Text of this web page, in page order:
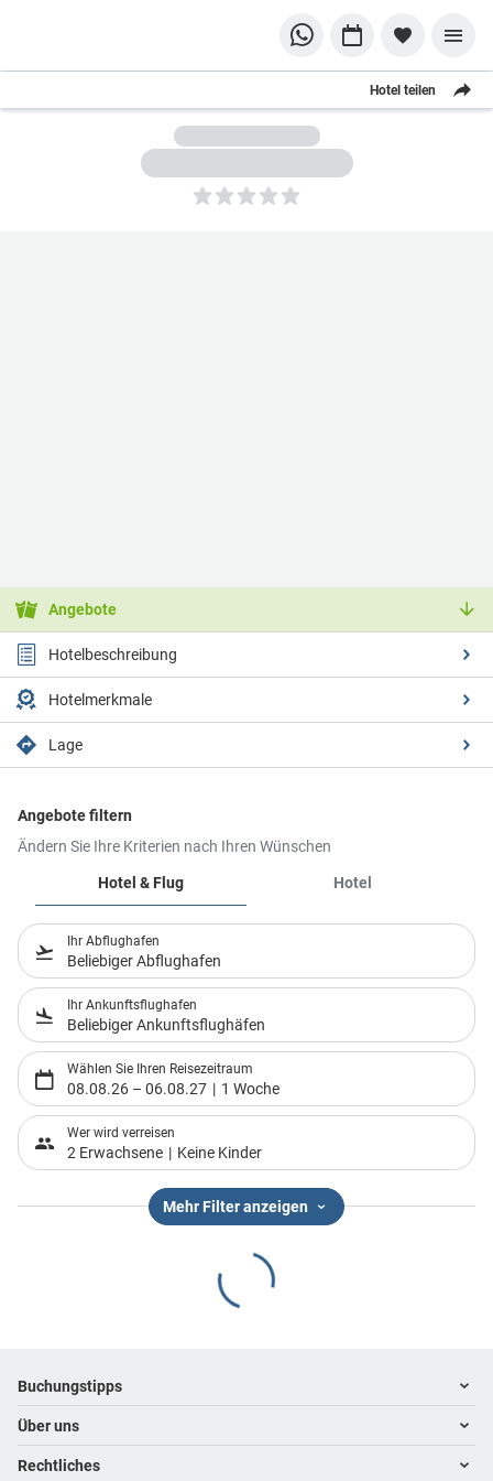
Hotel teilen
5
Angebote
Hotelbeschreibung
Hotelmerkmale
Lage
Angebote filtern
Ändern Sie Ihre Kriterien nach Ihren Wünschen
Hotel & Flug
Hotel
Ihr Abflughafen
Beliebiger Abflughafen
Ihr Ankunftsflughafen
Beliebiger Ankunftsflughäfen
Wählen Sie Ihren Reisezeitraum
08.08.26 – 06.08.27 1 Woche
Wer wird verreisen
2 Erwachsene Keine Kinder
Mehr Filter anzeigen
Footer navigation
Buchungstipps
Warum im Reisebüro buchen
Hoteltipps
Über uns
Kontakt
Rechtliches